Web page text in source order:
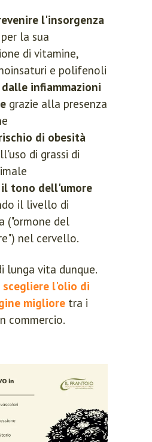
l'insorgenza
per la sua
di vitamine,
e polifenoli
infiammazioni
grazie alla presenza
di obesità
di grassi di
il tono dell'umore
il livello di
("ormone del
nel cervello.
lunga vita dunque.
scegliere l'olio di
migliore tra i
commercio.